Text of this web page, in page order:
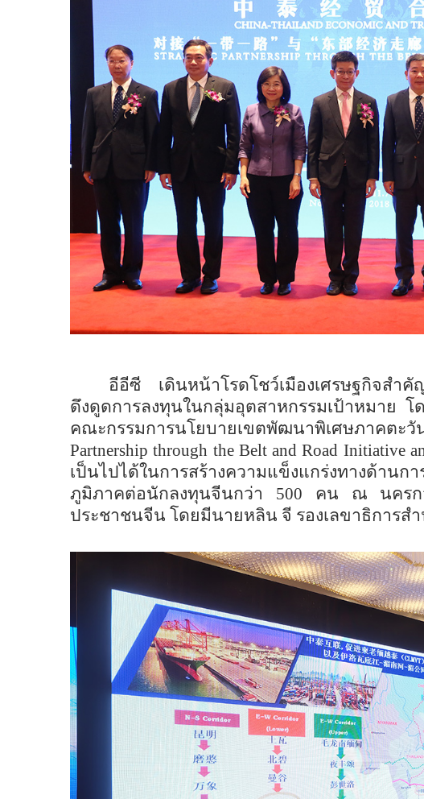
อีอีซี เดินหน้าโรดโชว์เมืองเศรษฐกิจสำ
ดึงดูดการลงทุนในกลุ่มอุตสาหกรรมเป้าหมาย
คณะกรรมการนโยบายเขตพัฒนาพิเศษภาค
Partnership through the Belt and Road Initiative
เป็นไปได้ในการสร้างความแข็งแกร่งทางด้าน
ภูมิภาคต่อนักลงทุนจีนกว่า 500 คน ณ นครก
ประชาชนจีน โดยมีนายหลิน จี รองเลขาธิการส